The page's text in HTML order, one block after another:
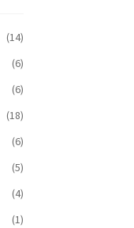
(14)
(6)
(6)
(18)
(6)
(5)
(4)
(1)